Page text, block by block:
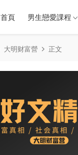
首頁 男生戀愛課程
大明财富營 正文